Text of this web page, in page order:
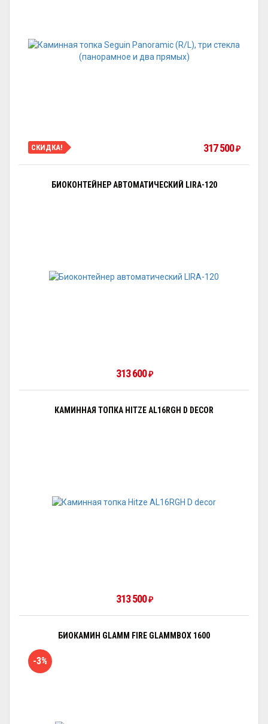
СКИДКА! 317 500 ₽
БИОКОНТЕЙНЕР АВТОМАТИЧЕСКИЙ LIRA-120
313 600 ₽
КАМИННАЯ ТОПКА HITZE AL16RGH D DECOR
313 500 ₽
БИОКАМИН GLAMM FIRE GLAMMBOX 1600
-3%